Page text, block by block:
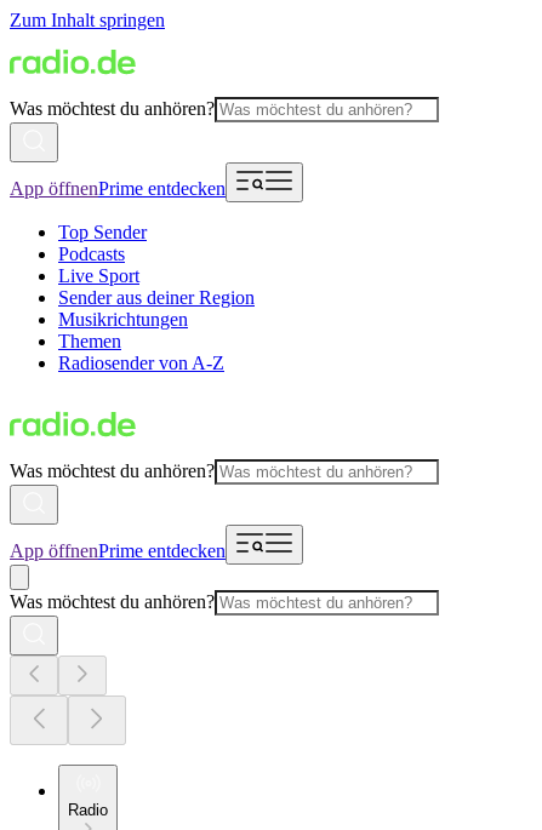
Zum Inhalt springen
Was möchtest du anhören?
App öffnenPrime entdecken
Top Sender
Podcasts
Live Sport
Sender aus deiner Region
Musikrichtungen
Themen
Radiosender von A-Z
Was möchtest du anhören?
App öffnenPrime entdecken
Was möchtest du anhören?
Radio